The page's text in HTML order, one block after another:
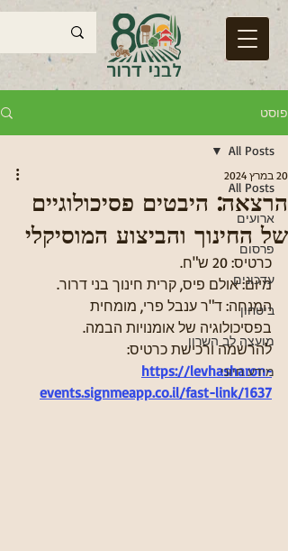
פוסט
All Posts
ארועים
פרסום
עדכונים
ביטחון
מועצה לב השרון
מידע חיוני
All Posts
הרצאה: היבטים פסיכולוגיים
של החינוך והביצוע המוסיקלי
20 במרץ 2024
כרטיס: 20 ש"ח.
מיום: אולם פיס, קרית חינוך בני דרור.
המנחה: ד"ר ענבל פרי, מומחית
בפסיכולוגיה של אומנויות הבמה.
להרשמה ורכישת כרטיס:
https://levhasharon-
events.signmeapp.co.il/fast-link/1637